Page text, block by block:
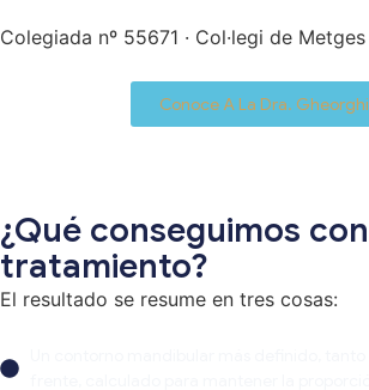
Colegiada nº 55671 · Col·legi de
Conoce A La Dra.
¿Qué conseguimos
tratamiento?
El resultado se resume en tres cosas: